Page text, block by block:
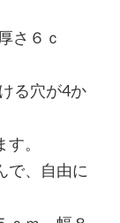
さ６ｃ
る穴が4か
。
で、自由に